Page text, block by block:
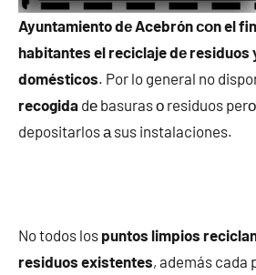
Ayuntamiento dе Acebrón сοn el
habitantes el reciclaje dе residuos
domésticos. Por lo general no
recogida dе basuras ο residuos
depositarlos а sus instalaciones.
No todos los puntos limpios
residuos existentes, además cada